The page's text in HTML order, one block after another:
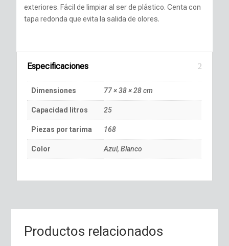
exteriores. Fácil de limpiar al ser de plástico. Centa con
tapa redonda que evita la salida de olores.
Especificaciones
Dimensiones 77 × 38 × 28 cm
Capacidad litros 25
Piezas por tarima 168
Color Azul, Blanco
Productos relacionados